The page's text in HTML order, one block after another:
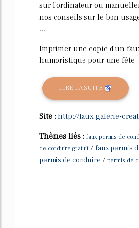
sur l'ordinateur ou
nos conseils sur le bon
...
Imprimer une copie d'un
humoristique pour une fête
LIRE LA SUITE
Site : http://faux.galerie-
Thèmes liés : faux permis de
de conduire gratuit / faux permis
permis de conduire / permis de